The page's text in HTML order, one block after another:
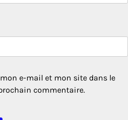
e-mail et mon site dans le
commentaire.